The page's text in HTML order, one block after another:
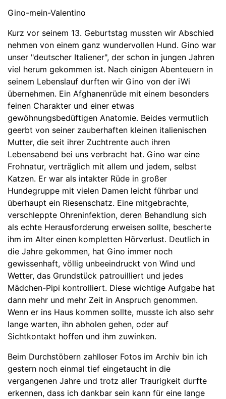
Gino-mein-Valentino
Kurz vor seinem 13. Geburtstag mussten wir Abschied
nehmen von einem ganz wundervollen Hund. Gino war
unser "deutscher Italiener", der schon in jungen Jahren
viel herum gekommen ist. Nach einigen Abenteuern in
seinem Lebenslauf durften wir Gino von der iWi
übernehmen. Ein Afghanenrüde mit einem besonders
feinen Charakter und einer etwas
gewöhnungsbedüftigen Anatomie. Beides vermutlich
geerbt von seiner zauberhaften kleinen italienischen
Mutter, die seit ihrer Zuchtrente auch ihren
Lebensabend bei uns verbracht hat. Gino war eine
Frohnatur, verträglich mit allem und jedem, selbst
Katzen. Er war als intakter Rüde in großer
Hundegruppe mit vielen Damen leicht führbar und
überhaupt ein Riesenschatz. Eine mitgebrachte,
verschleppte Ohreninfektion, deren Behandlung sich
als echte Herausforderung erweisen sollte, bescherte
ihm im Alter einen kompletten Hörverlust. Deutlich in
die Jahre gekommen, hat Gino immer noch
gewissenhaft, völlig unbeeindruckt von Wind und
Wetter, das Grundstück patrouilliert und jedes
Mädchen-Pipi kontrolliert. Diese wichtige Aufgabe hat
dann mehr und mehr Zeit in Anspruch genommen.
Wenn er ins Haus kommen sollte, musste ich also sehr
lange warten, ihn abholen gehen, oder auf
Sichtkontakt hoffen und ihm zuwinken.
Beim Durchstöbern zahlloser Fotos im Archiv bin ich
gestern noch einmal tief eingetaucht in die
vergangenen Jahre und trotz aller Traurigkeit durfte
erkennen, dass ich dankbar sein kann für eine lange